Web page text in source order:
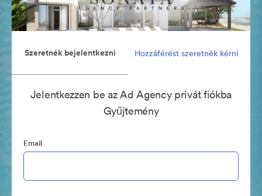
Szeretnék bejelentkezni Hozzáférést szeretnék kérni
Jelentkezzen be az Ad Agency privát fiókba
Gyűjtemény
Email